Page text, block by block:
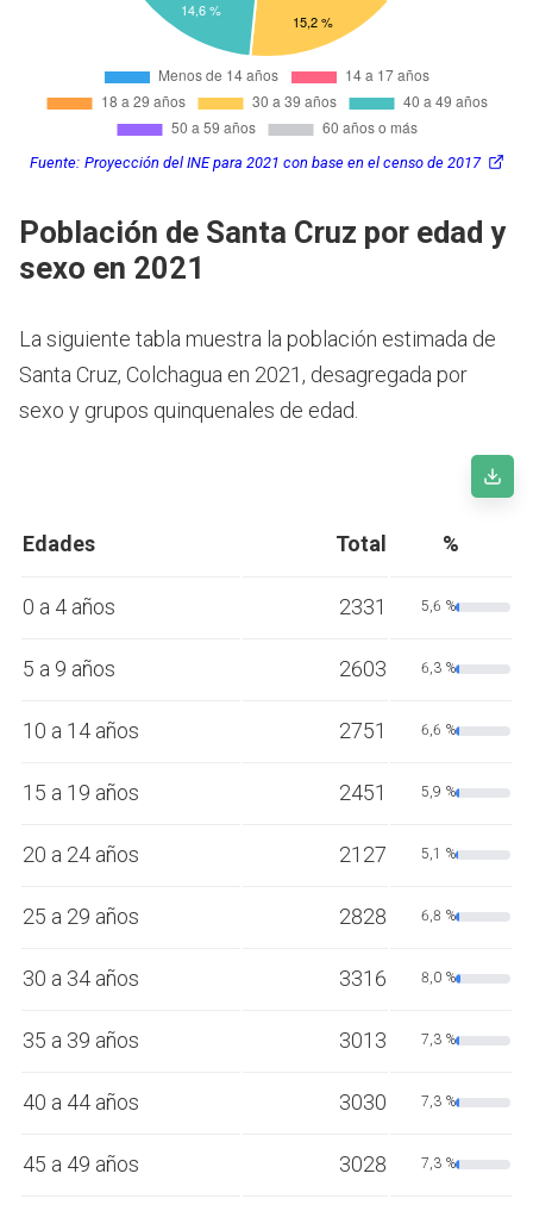
Fuente: Proyección del INE para 2021 con base en el censo de 2017
Población de Santa Cruz por edad y
sexo en 2021
La siguiente tabla muestra la población estimada de
Santa Cruz, Colchagua en 2021, desagregada por
sexo y grupos quinquenales de edad.
Edades Total %
0 a 4 años 2331 5,6 %
5 a 9 años 2603 6,3 %
10 a 14 años 2751 6,6 %
15 a 19 años 2451 5,9 %
20 a 24 años 2127 5,1 %
25 a 29 años 2828 6,8 %
30 a 34 años 3316 8,0 %
35 a 39 años 3013 7,3 %
40 a 44 años 3030 7,3 %
45 a 49 años 3028 7,3 %